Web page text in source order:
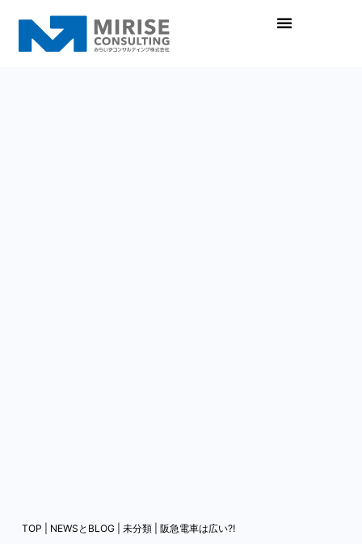
TOP NEWSとBLOG 未分類 阪急電車は広い⁈